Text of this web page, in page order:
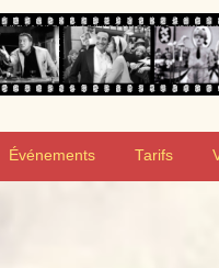
Événements Tarifs